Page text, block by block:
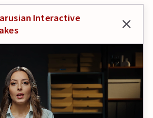
Interactive